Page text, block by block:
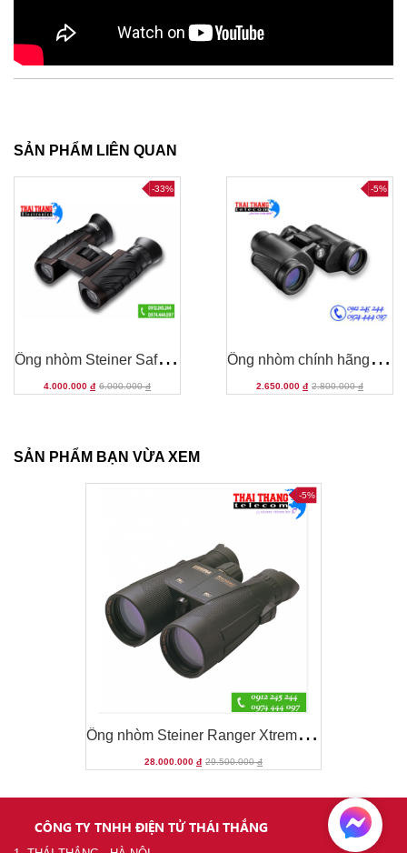
SẢN PHẨM LIÊN QUAN
Ố
ng nhòm Steiner Safari UltraSharp 10x26
4.000.000 đ 6.000.000đ
-33%
Ố
ng nhòm chính hãng Bushnell Powerview 7x35
2.650.000 đ 2.800.000đ
-5%
SẢN PHẨM BẠN VỪA XEM
Ố
ng nhòm Steiner Ranger Xtreme 8x56
28.000.000 đ 29.500.000đ
-5%
CÔNG TY TNHH ĐIỆN TỬ THÁI THẮNG